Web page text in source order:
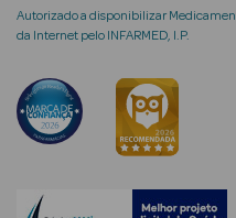
Hidratantes
Séruns Faciais
Creme de Olhos
envelhecimento
Autorizado a disponibilizar
da Internet pelo INFARMED, I.P.